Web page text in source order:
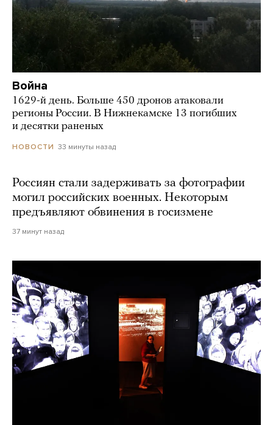
Война
1629-й день. Больше 450 дронов атаковали
регионы России. В Нижнекамске 13 погибших
и десятки раненых
НОВОСТИ 33 минуты назад
Россиян стали задерживать за фотографии
могил российских военных. Некоторым
предъявляют обвинения в госизмене
37 минут назад